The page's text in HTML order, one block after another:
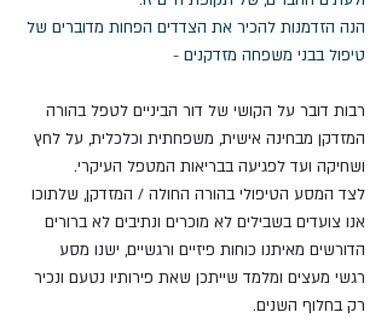
הנה הזדמנות להכיר את הצדדים הפחות מדוברים של
טיפול בבני משפחה מזדקנים -
רבות דובר על הקושי של דור הביניים לטפל בהורה
המזדקן מבחינה אישית, משפחתית וכלכלית, על לחץ
ושחיקה ועד לפגיעה בבריאות המטפל העיקרי.
לצד המסע הטיפולי בהורה החולה / המזדקן, שלתוכו
אנו צועדים בשבילים לא מוכרים ונתיבים לא ברורים
הדורשים מאיתנו כוחות פיזיים ורגשיים, ישנו מסע
רגשי מעצים ומלמד שייתכן שאת פירותיו נטעם ונכיר
רק בחלוף השנים.